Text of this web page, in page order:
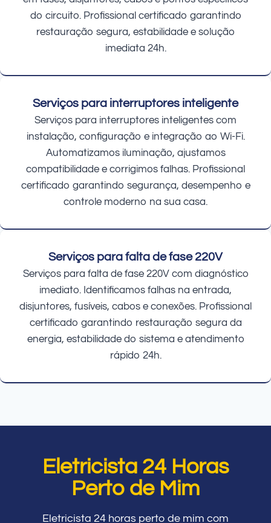
do circuito. Profissional certificado garantindo
restauração segura, estabilidade e solução
imediata 24h.
Serviços para interruptores inteligente
Serviços para interruptores inteligentes com
instalação, configuração e integração ao Wi-Fi.
Automatizamos iluminação, ajustamos
compatibilidade e corrigimos falhas. Profissional
certificado garantindo segurança, desempenho e
controle moderno na sua casa.
Serviços para falta de fase 220V
Serviços para falta de fase 220V com diagnóstico
imediato. Identificamos falhas na entrada,
disjuntores, fusíveis, cabos e conexões. Profissional
certificado garantindo restauração segura da
energia, estabilidade do sistema e atendimento
rápido 24h.
Eletricista 24 Horas
Perto de Mim
Eletricista 24 horas perto de mim com